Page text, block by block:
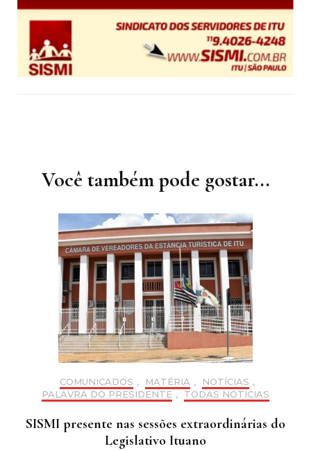
postVocê também pode gostar...
COMUNICADOS , MATÉRIA , NOTÍCIAS ,
PALAVRA DO PRESIDENTE , TODAS NOTÍCIAS
SISMI presente nas sessões extraordinárias do
Legislativo Ituano